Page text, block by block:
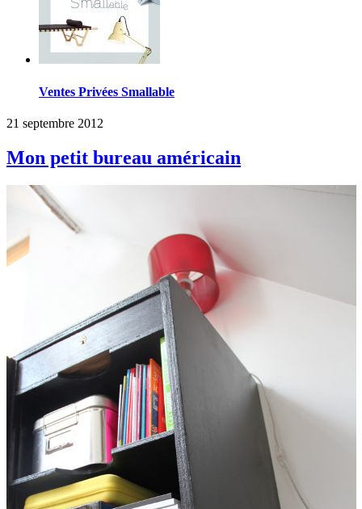
Ventes Privées Smallable
21 septembre 2012
Mon petit bureau américain